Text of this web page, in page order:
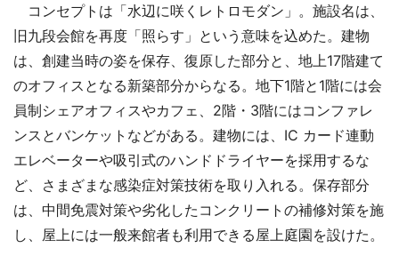
コンセプトは「水辺に咲くレトロモダン」。施設名は、
旧九段会館を再度「照らす」という意味を込めた。建物
は、創建当時の姿を保存、復原した部分と、地上17階建て
のオフィスとなる新築部分からなる。地下1階と1階には会
員制シェアオフィスやカフェ、2階・3階にはコンファレ
ンスとバンケットなどがある。建物には、IC カード連動
エレベーターや吸引式のハンドドライヤーを採用するな
ど、さまざまな感染症対策技術を取り入れる。保存部分
は、中間免震対策や劣化したコンクリートの補修対策を施
し、屋上には一般来館者も利用できる屋上庭園を設けた。